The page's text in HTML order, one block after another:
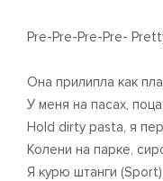
Pre-Pre-Pre-Pre-
Она прилипла как
У меня на пасах,
Hold dirty pasta, я
Колени на парке,
Я курю штанги (Sport)